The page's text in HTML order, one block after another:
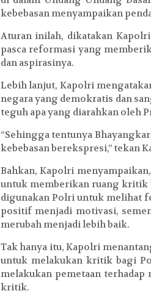
kebebasan menyampaikan
Aturan inilah, dikatakan
pasca reformasi yang
dan aspirasinya.
Lebih lanjut, Kapolri
negara yang demokratis dan
teguh apa yang diarahkan oleh
“Sehingga tentunya
kebebasan berekspresi,” tekan
Bahkan, Kapolri
untuk memberikan ruang kritik
digunakan Polri untuk melihat
positif menjadi motivasi,
merubah menjadi lebih baik.
Tak hanya itu, Kapolri
untuk melakukan kritik bagi
melakukan pemetaan
kritik.